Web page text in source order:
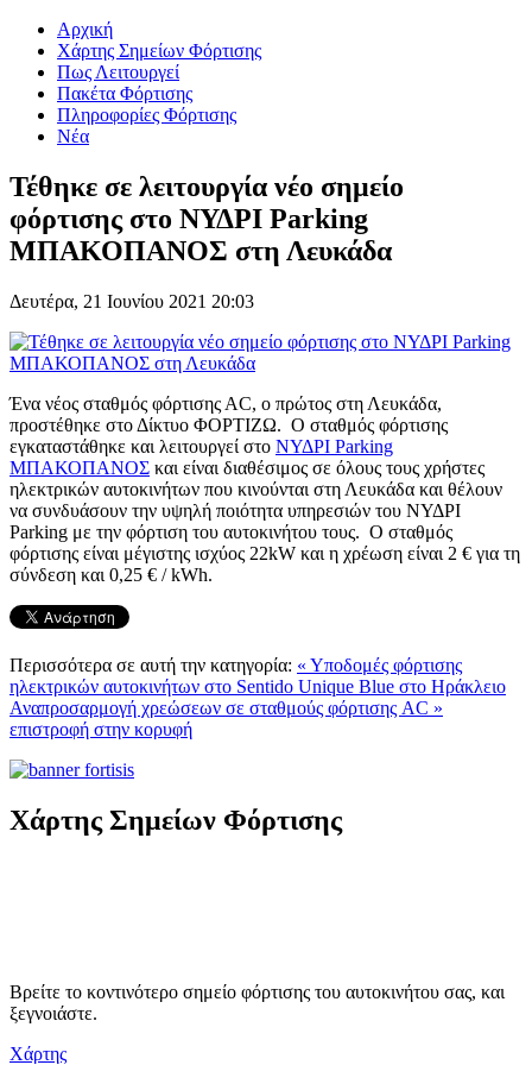
Αρχική
Χάρτης Σημείων Φόρτισης
Πως Λειτουργεί
Πακέτα Φόρτισης
Πληροφορίες Φόρτισης
Νέα
Τέθηκε σε λειτουργία νέο σημείο
φόρτισης στο ΝΥΔΡΙ Parking
MΠΑΚΟΠΑΝΟΣ στη Λευκάδα
Δευτέρα, 21 Ιουνίου 2021 20:03
Ένα νέος σταθμός φόρτισης ΑC, ο πρώτος στη Λευκάδα,
προστέθηκε στο Δίκτυο ΦΟΡΤΙΖΩ. Ο σταθμός φόρτισης
εγκαταστάθηκε και λειτουργεί στο ΝΥΔΡΙ Parking
MΠΑΚΟΠΑΝΟΣ και είναι διαθέσιμος σε όλους τους χρήστες
ηλεκτρικών αυτοκινήτων που κινούνται στη Λευκάδα και θέλουν
να συνδυάσουν την υψηλή ποιότητα υπηρεσιών του NΥΔΡΙ
Parking με την φόρτιση του αυτοκινήτου τους. Ο σταθμός
φόρτισης είναι μέγιστης ισχύος 22kW και η χρέωση είναι 2 € για τη
σύνδεση και 0,25 € / kWh.
Περισσότερα σε αυτή την κατηγορία: « Υποδομές φόρτισης
ηλεκτρικών αυτοκινήτων στο Sentido Unique Blue στο Ηράκλειο
Αναπροσαρμογή χρεώσεων σε σταθμούς φόρτισης AC »
επιστροφή στην κορυφή
Χάρτης Σημείων Φόρτισης
Βρείτε το κοντινότερο σημείο φόρτισης του αυτοκινήτου σας, και
ξεγνοιάστε.
Χάρτης